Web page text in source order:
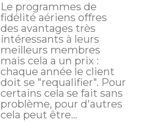
Le programmes de
fidélité aériens offres
des avantages très
intéressants à leurs
meilleurs membres
mais cela a un prix :
chaque année le client
doit se "requalifier". Pour
certains cela se fait sans
problème, pour d'autres
cela peut être...